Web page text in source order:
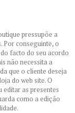
pressupõe a
Por conseguinte, o
facto do seu acordo
não necessita a
que o cliente deseja
do web site. O
as presentes
como a edição